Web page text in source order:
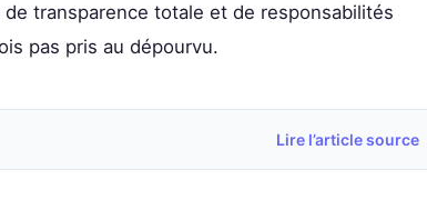
de transparence totale et de responsabilités
pas pris au dépourvu.
Lire l’article source